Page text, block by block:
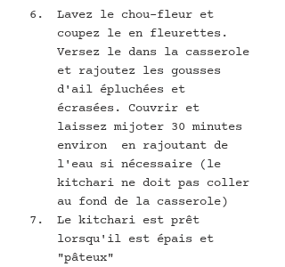
Lavez le chou-fleur et
coupez le en fleurettes.
Versez le dans la casserole
et rajoutez les gousses
d'ail épluchées et
écrasées. Couvrir et
laissez mijoter 30 minutes
environ  en rajoutant de
l'eau si nécessaire (le
kitchari ne doit pas coller
au fond de la casserole)
Le kitchari est prêt
lorsqu'il est épais et
"pâteux"